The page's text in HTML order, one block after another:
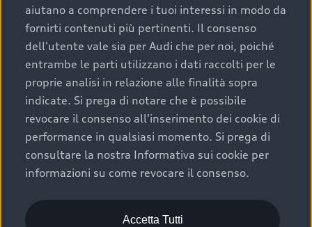
condizioni della carrozzeria e degli interni: una
buona conservazione evidenzia cura e attenzione del
precedente proprietario;
efficienza meccanica: motore, trasmissione e
componenti principali in ottimo stato garantiscono
prestazioni affidabili e sicure.
Acquistare un’auto usata in una Concessionaria ufficiale
Audi che offre l’usato garantito tramite Audi Prima
Scelta :plus, significa affidarsi ad un prodotto che viene
sottoposto a 110 controlli approfonditi e coperto da
garanzia fino a 4 anni per una maggiore tutela del tuo
acquisto.
aiutano a comprendere i tuoi interessi in modo da
fornirti contenuti più pertinenti. Il consenso
dell'utente vale sia per Audi che per noi, poiché
entrambe le parti utilizzano i dati raccolti per le
proprie analisi in relazione alle finalità sopra
indicate. Si prega di notare che è possibile
revocare il consenso all'inserimento dei cookie di
performance in qualsiasi momento. Si prega di
consultare la nostra Informativa sui cookie per
informazioni su come revocare il consenso.
Accetta Tutti